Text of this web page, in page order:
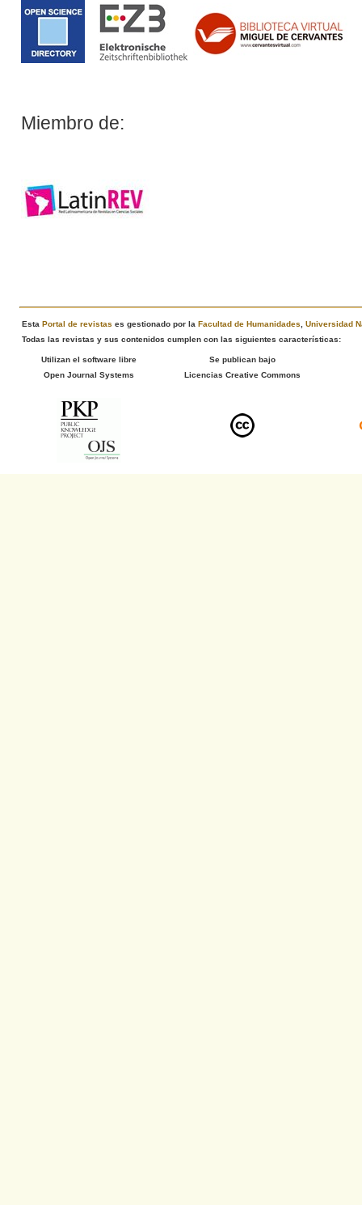
Miembro de:
Esta Portal de revistas es gestionado por la Facultad de Humanidades
Universidad
Todas las revistas y sus contenidos cumplen con las siguientes características:
Utilizan el software libre
Open Journal Systems
Se publican bajo
Licencias Creative Commons